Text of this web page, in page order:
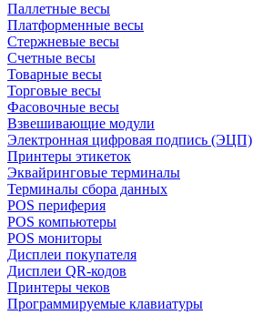
Паллетные весы
Платформенные весы
Стержневые весы
Счетные весы
Товарные весы
Торговые весы
Фасовочные весы
Взвешивающие модули
Электронная цифровая подпись (ЭЦП)
Принтеры этикеток
Эквайринговые терминалы
Терминалы сбора данных
POS периферия
POS компьютеры
POS мониторы
Дисплеи покупателя
Дисплеи QR-кодов
Принтеры чеков
Программируемые клавиатуры